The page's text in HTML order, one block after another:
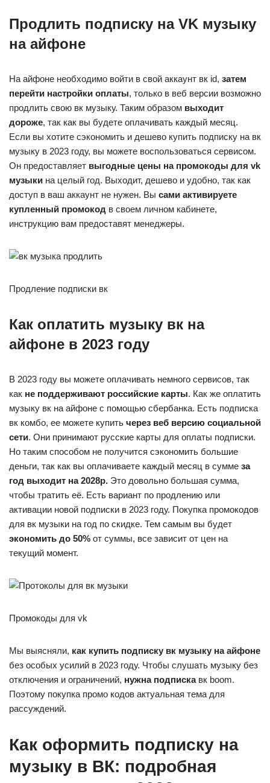
Продлить подписку на VK музыку
на айфоне
На айфоне необходимо войти в свой аккаунт вк id, затем
перейти настройки оплаты, только в веб версии возможно
продлить свою вк музыку. Таким образом выходит
дороже, так как вы будете оплачивать каждый месяц.
Если вы хотите сэкономить и дешево купить подписку на вк
музыку в 2023 году, вы можете воспользоваться сервисом.
Он предоставляет выгодные цены на промокоды для vk
музыки на целый год. Выходит, дешево и удобно, так как
доступ в ваш аккаунт не нужен. Вы сами активируете
купленный промокод в своем личном кабинете,
инструкцию вам предоставят менеджеры.
Продление подписки вк
Как оплатить музыку вк на
айфоне в 2023 году
В 2023 году вы можете оплачивать немного сервисов, так
как не поддерживают российские карты. Как же оплатить
музыку вк на айфоне с помощью сбербанка. Есть подписка
вк комбо, ее можете купить через веб версию социальной
сети. Они принимают русские карты для оплаты подписки.
Но таким способом не получится сэкономить большие
деньги, так как вы оплачиваете каждый месяц в сумме за
год выходит на 2028р. Это довольно большая сумма,
чтобы тратить её. Есть вариант по продлению или
активации новой подписки в 2023 году. Покупка промокодов
для вк музыки на год по скидке. Тем самым вы будет
экономить до 50% от суммы, все зависит от цен на
текущий момент.
Промокоды для vk
Мы выясняли, как купить подписку вк музыку на айфоне
без особых усилий в 2023 году. Чтобы слушать музыку без
отключения и ограничений, нужна подпискавк boom.
Поэтому покупка промо кодов актуальная тема для
рассуждений.
Как оформить подписку на
музыку в ВК: подробная